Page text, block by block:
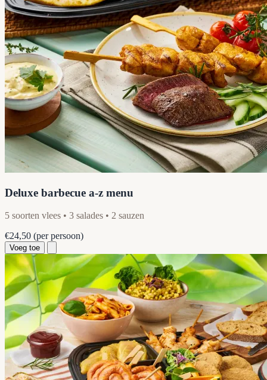
Deluxe barbecue a-z menu
5 soorten vlees • 3 salades • 2 sauzen
€24,50 (per persoon)
Voeg toe